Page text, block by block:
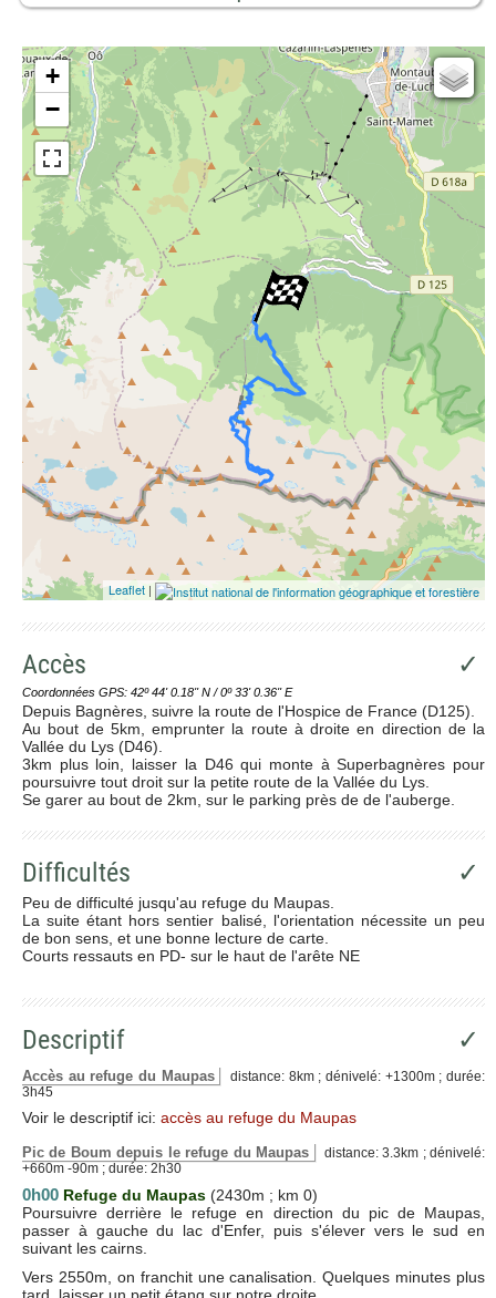
+
−
Cartes IGN
Open Topo Map
Open Street Map
ESRI Word Imagery
Photographies aériennes
Leaflet |
Accès ✓
Coordonnées GPS: 42º 44' 0.18'' N / 0º 33' 0.36'' E
Depuis Bagnères, suivre la route de l'Hospice de France (D125).
Au bout de 5km, emprunter la route à droite en direction de la
Vallée du Lys (D46).
3km plus loin, laisser la D46 qui monte à Superbagnères pour
poursuivre tout droit sur la petite route de la Vallée du Lys.
Se garer au bout de 2km, sur le parking près de de l'auberge.
Difficultés ✓
Peu de difficulté jusqu'au refuge du Maupas.
La suite étant hors sentier balisé, l'orientation nécessite un peu
de bon sens, et une bonne lecture de carte.
Courts ressauts en PD- sur le haut de l'arête NE
Descriptif ✓
Accès au refuge du Maupas
distance: 8km ; dénivelé: +1300m ; durée:
3h45
Voir le descriptif ici: accès au refuge du Maupas
Pic de Boum depuis le refuge du Maupas
distance: 3.3km ; dénivelé:
+660m -90m ; durée: 2h30
0h00 Refuge du Maupas (2430m ; km 0)
Poursuivre derrière le refuge en direction du pic de Maupas,
passer à gauche du lac d'Enfer, puis s'élever vers le sud en
suivant les cairns.
Vers 2550m, on franchit une canalisation. Quelques minutes plus
tard, laisser un petit étang sur notre droite.